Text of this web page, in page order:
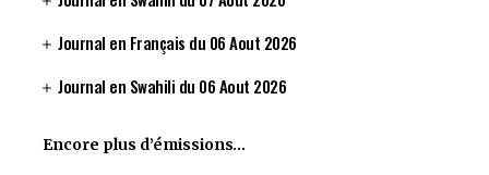
Journal en Français du 06 Aout 2026
Journal en Swahili du 06 Aout 2026
Encore plus d’émissions…